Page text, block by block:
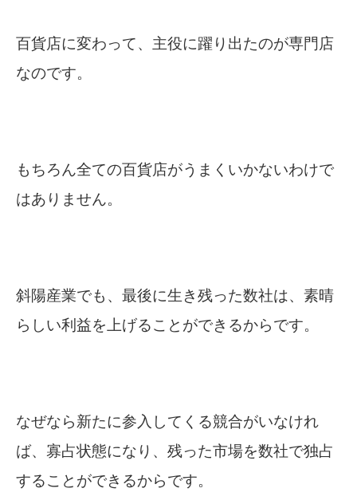
百貨店に変わって、主役に躍り出たのが専門店
なのです。
もちろん全ての百貨店がうまくいかないわけで
はありません。
斜陽産業でも、最後に生き残った数社は、素晴
らしい利益を上げることができるからです。
なぜなら新たに参入してくる競合がいなけれ
ば、寡占状態になり、残った市場を数社で独占
することができるからです。